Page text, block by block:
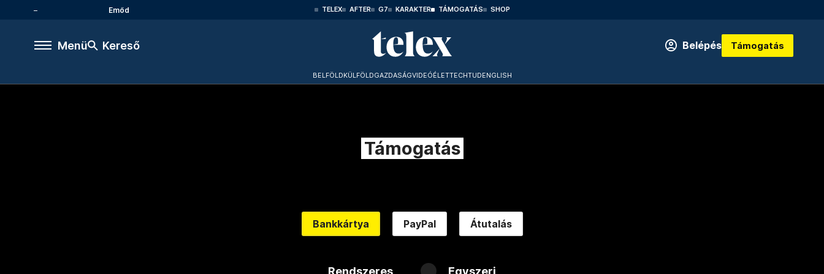
Emőd TELEX AFTER G7 KARAKTER TÁMOGATÁS SHOP
Menü Kereső Belépés Támogatás
BELFÖLDKÜLFÖLDGAZDASÁGVIDEÓÉLETTECHTUDENGLISH
Támogatás
Bankkártya PayPal Átutalás
Rendszeres Egyszeri